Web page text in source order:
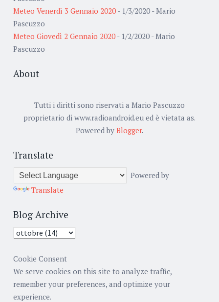
Meteo Venerdì 3 Gennaio 2020 - 1/3/2020 - Mario
Pascuzzo
Meteo Giovedì 2 Gennaio 2020 - 1/2/2020 - Mario
Pascuzzo
About
Tutti i diritti sono riservati a Mario Pascuzzo
proprietario di www.radioandroid.eu ed è vietata as.
Powered by Blogger.
Translate
Powered by
Translate
Blog Archive
Cookie Consent
We serve cookies on this site to analyze traffic,
remember your preferences, and optimize your
experience.